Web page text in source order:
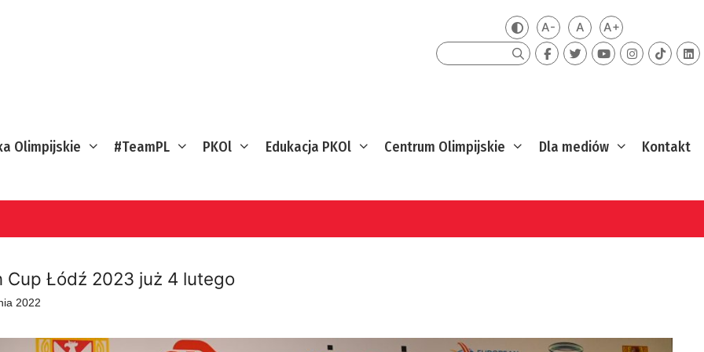
Zmień kontrast
A-Mniejsza czcionka
ADomyślna czcionka
A+Większa
Szukaj
Olimpijskie #TeamPL PKOl Edukacja PKOl Centrum Olimpijskie Dla mediów Kontakt
Cup Łódź 2023 już 4 lutego
2022